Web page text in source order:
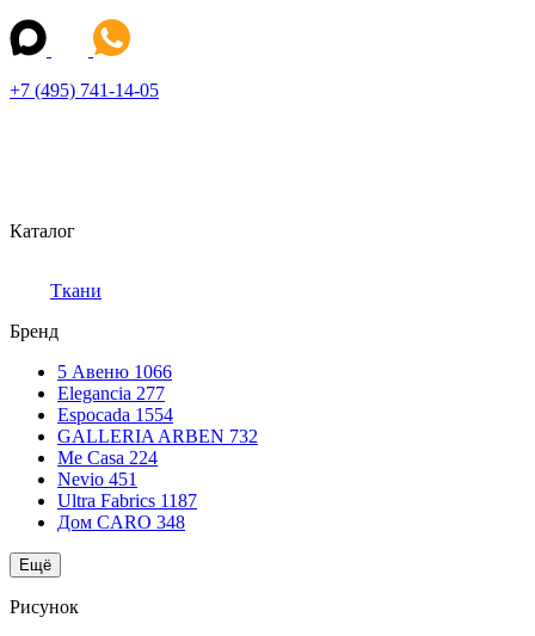
+7 (495) 741-14-05
Каталог
Ткани
Бренд
5 Авеню 1066
Elegancia 277
Espocada 1554
GALLERIA ARBEN 732
Me Casa 224
Nevio 451
Ultra Fabrics 1187
Дом CARO 348
Ещё
Рисунок